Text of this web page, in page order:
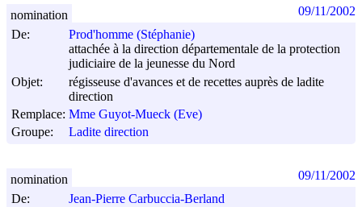
De:
Prod'homme (Stéphanie)
attachée à la direction départementale de la protection
judiciaire de la jeunesse du Nord
Objet:
régisseuse d'avances et de recettes auprès de ladite
direction
Remplace: Mme Guyot-Mueck (Eve)
Groupe:
Ladite direction
nomination 09/11/2002
De:
Jean-Pierre Carbuccia-Berland
nomination 09/11/2002